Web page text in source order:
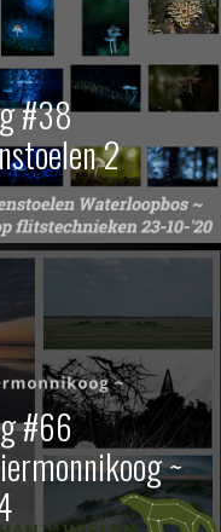
#38
2
#66
~